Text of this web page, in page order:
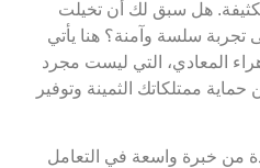
هل سبق لك أن تخيلت
تجربة سلسة وآمنة؟ هنا يأتي
المعادي، التي ليست مجرد
ممتلكاتك الثمينة وتوفير
من خبرة واسعة في التعامل